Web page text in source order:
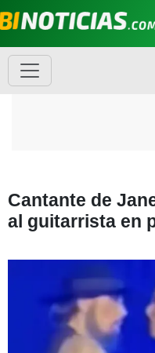
Cantante de
al guitarrista en